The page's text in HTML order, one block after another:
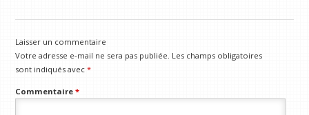
Laisser un commentaire
Votre adresse e-mail ne sera pas publiée. Les champs obligatoires
sont indiqués avec*
Commentaire*